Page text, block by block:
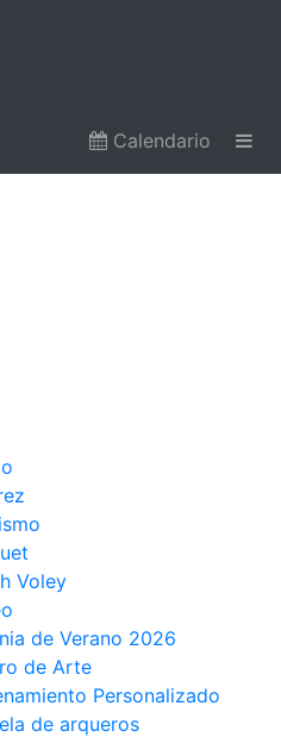
Calendario
Voley
de Verano 2026
de Arte
Personalizado
de arqueros